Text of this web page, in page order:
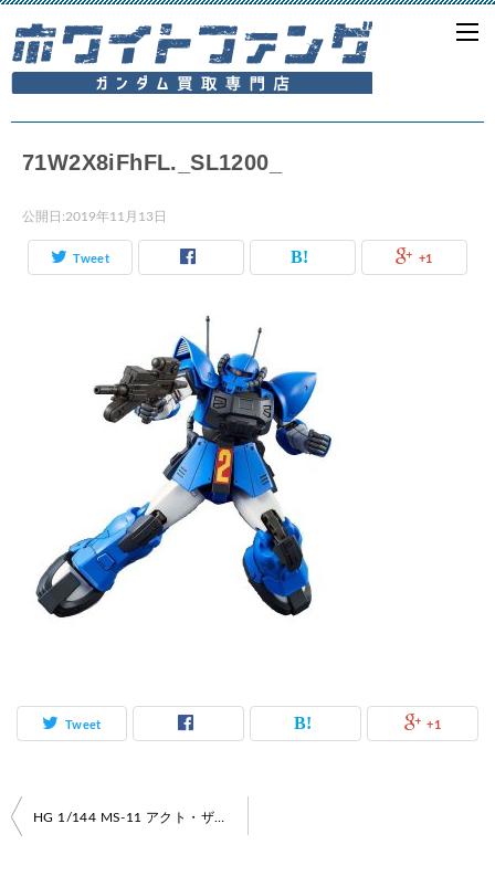
71W2X8iFhFL._SL1200_
公開日:2019年11月13日
Tweet +1
Tweet +1
投
HG 1/144 MS-11 アクト・ザク【ガンダム高価買取情報】